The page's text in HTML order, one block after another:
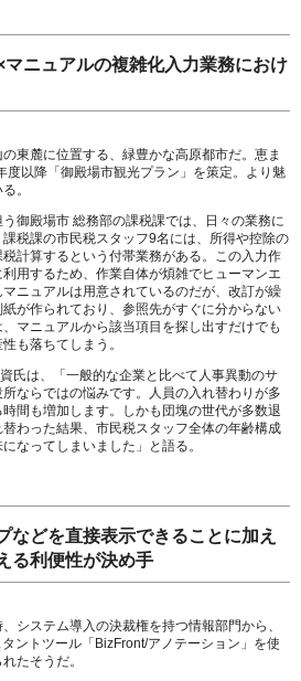
ニュアルの複雑化入力業務におけ
東麓に位置する、緑豊かな高原都市だ。恵ま
度以降「御殿場市観光プラン」を策定。より魅
。
御殿場市 総務部の課税課では、日々の業務に
税課の市民税スタッフ9名には、所得や控除の
計算するという付帯業務がある。この入力作
用するため、作業自体が煩雑でヒューマンエ
ニュアルは用意されているのだが、改訂が繰
が作られており、参照先がすぐに分からない
マニュアルから該当項目を探し出すだけでも
も落ちてしまう。
氏は、「一般的な企業と比べて人事異動のサ
ならではの悩みです。人員の入れ替わりが多
間も増加します。しかも団塊の世代が多数退
わった結果、市民税スタッフ全体の年齢構成
なってしまいました」と語る。
どを直接表示できることに加え
る利便性が決め手
システム導入の決裁権を持つ情報部門から、
ントツール「BizFront/アノテーション」を使
たそうだ。